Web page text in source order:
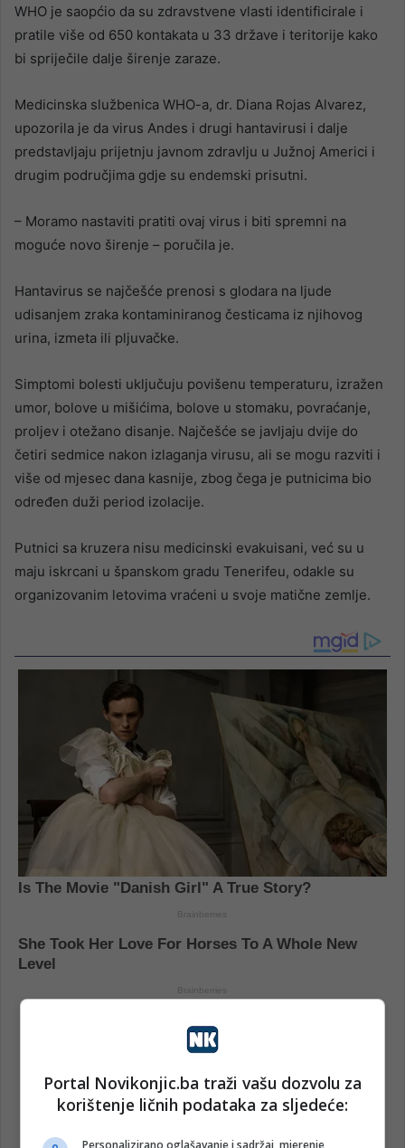
WHO je saopćio da su zdravstvene vlasti identificirale i
pratile više od 650 kontakata u 33 države i teritorije kako
bi spriječile dalje širenje zaraze.
Medicinska službenica WHO-a, dr. Diana Rojas Alvarez,
upozorila je da virus Andes i drugi hantavirusi i dalje
predstavljaju prijetnju javnom zdravlju u Južnoj Americi i
drugim područjima gdje su endemski prisutni.
– Moramo nastaviti pratiti ovaj virus i biti spremni na
moguće novo širenje – poručila je.
Hantavirus se najčešće prenosi s glodara na ljude
udisanjem zraka kontaminiranog česticama iz njihovog
urina, izmeta ili pljuvačke.
Simptomi bolesti uključuju povišenu temperaturu, izražen
umor, bolove u mišićima, bolove u stomaku, povraćanje,
proljev i otežano disanje. Najčešće se javljaju dvije do
četiri sedmice nakon izlaganja virusu, ali se mogu razviti i
više od mjesec dana kasnije, zbog čega je putnicima bio
određen duži period izolacije.
Putnici sa kruzera nisu medicinski evakuisani, već su u
maju iskrcani u španskom gradu Tenerifeu, odakle su
organizovanim letovima vraćeni u svoje matične zemlje.
Portal Novikonjic.ba traži vašu dozvolu za
korištenje ličnih podataka za sljedeće:
Personalizirano oglašavanje i sadržaj, mjerenje